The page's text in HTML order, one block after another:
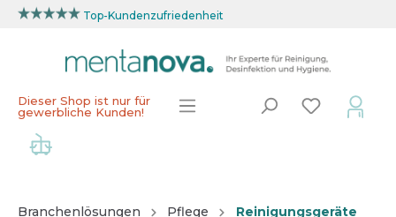
Top-Kundenzufriedenheit
Dieser Shop ist nur für
gewerbliche Kunden!
Branchenlösungen Pflege
Reinigungsgeräte